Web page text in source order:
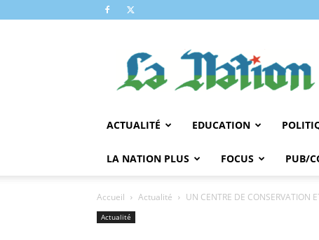
NATION
ACTUALITÉ EDUCATION
LA NATION PLUS FOCUS PUB/
Accueil Actualité UN CENTRE DE CONSERVATION
Actualité